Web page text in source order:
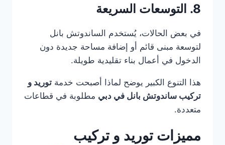
8. التوسعات السريعة
في بعض الحالات، يُستخدم الساندوتش بانل
لتوسعة مبنى قائم أو إضافة مساحة جديدة دون
الدخول في أعمال بناء تقليدية طويلة.
هذا التنوع الكبير يوضح لماذا أصبحت خدمة توريد و
تركيب ساندوتش بانل في دبي مطلوبة في قطاعات
متعددة.
مميزات توريد و تركيب